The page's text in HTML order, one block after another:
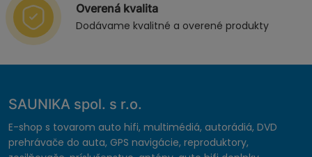
Overená kvalita
Dodávame kvalitné a overené produkty
SAUNIKA spol. s r.o.
E-shop s tovarom auto hifi, multimédiá, autorádiá, DVD
prehrávače do auta, GPS navigácie, reproduktory,